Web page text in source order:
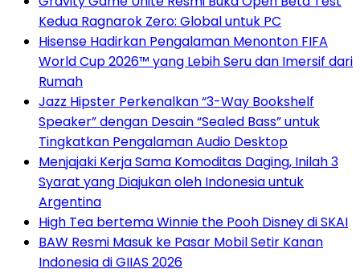
Kedua Ragnarok Zero: Global untuk PC
Hisense Hadirkan Pengalaman Menonton FIFA
World Cup 2026™ yang Lebih Seru dan Imersif dari
Rumah
Jazz Hipster Perkenalkan “3-Way Bookshelf
Speaker” dengan Desain “Sealed Bass” untuk
Tingkatkan Pengalaman Audio Desktop
Menjajaki Kerja Sama Komoditas Daging, Inilah 3
Syarat yang Diajukan oleh Indonesia untuk
Argentina
High Tea bertema Winnie the Pooh Disney di SKAI
BAW Resmi Masuk ke Pasar Mobil Setir Kanan
Indonesia di GIIAS 2026